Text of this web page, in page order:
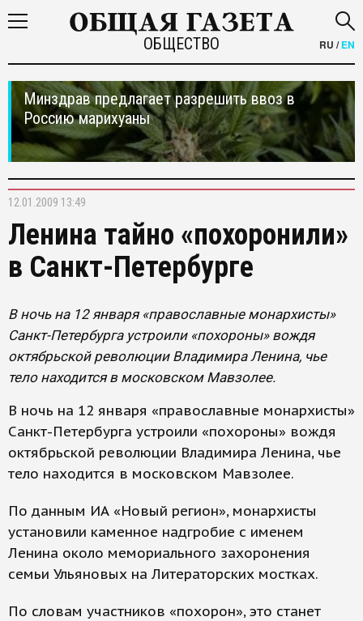
ОБЩЕСТВО RU /EN
Минздрав предлагает разрешить ввоз в
Россию марихуаны
12.01.2009 13:49
Ленина тайно «похоронили»
в Санкт-Петербурге
В ночь на 12 января «православные монархисты»
Санкт-Петербурга устроили «похороны» вождя
октябрьской революции Владимира Ленина, чье
тело находится в московском Мавзолее.
В ночь на 12 января «православные монархисты»
Санкт-Петербурга устроили «похороны» вождя
октябрьской революции Владимира Ленина, чье
тело находится в московском Мавзолее.
По данным ИА «Новый регион», монархисты
установили каменное надгробие с именем
Ленина около мемориального захоронения
семьи Ульяновых на Литераторских мостках.
По словам участников «похорон», это станет